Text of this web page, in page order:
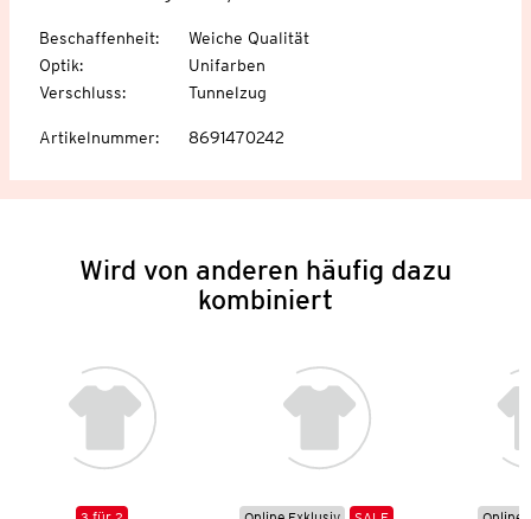
Beschaffenheit:
Weiche Qualität
Optik:
Unifarben
Verschluss: Tunnelzug
Artikelnummer: 8691470242
Wird von anderen häufig dazu
kombiniert